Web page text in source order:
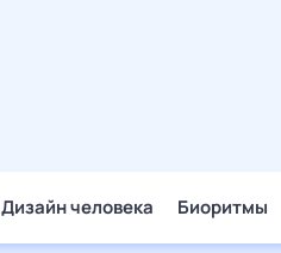
Дизайн человека Биоритмы